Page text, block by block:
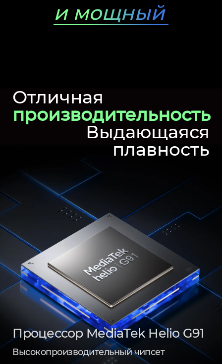
и мощный
Отличная
производительность
Выдающаяся
плавность
Процессор MediaTek Helio G91
Высокопроизводительный чипсет